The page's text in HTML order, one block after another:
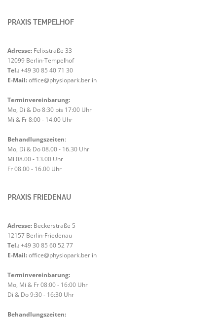
PRAXIS TEMPELHOF
Adresse: Felixstraße 33
12099 Berlin-Tempelhof
Tel.:+49 30 85 40 71 30
E-Mail:office@physiopark.berlin
Terminvereinbarung:
Mo, Di & Do 8:30 bis 17:00 Uhr
Mi & Fr 8:00 - 14:00 Uhr
Behandlungszeiten:
Mo, Di & Do 08.00 - 16.30 Uhr
Mi 08.00 - 13.00 Uhr
Fr 08.00 - 16.00 Uhr
PRAXIS FRIEDENAU
Adresse: Beckerstraße 5
12157 Berlin-Friedenau
Tel.:+49 30 85 60 52 77
E-Mail:office@physiopark.berlin
Terminvereinbarung:
Mo, Mi & Fr 08:00 - 16:00 Uhr
Di & Do 9:30 - 16:30 Uhr
Behandlungszeiten: